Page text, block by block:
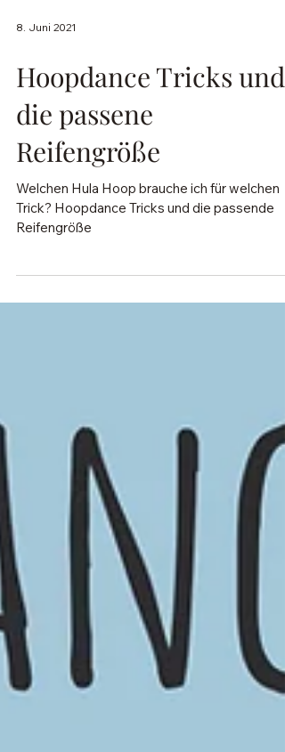
8. Juni 2021
Hoopdance Tricks und
die passene
Reifengröße
Reifengröße